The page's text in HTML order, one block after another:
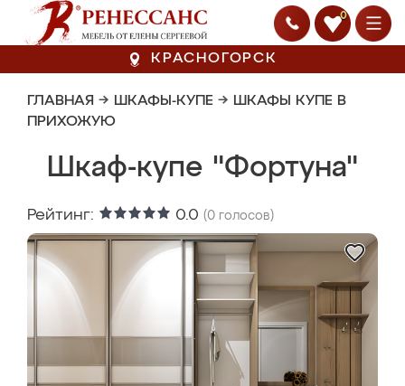
0
КРАСНОГОРСК
ГЛАВНАЯ → ШКАФЫ-КУПЕ → ШКАФЫ КУПЕ В
ПРИХОЖУЮ
Шкаф-купе "Фортуна"
Рейтинг: 0.0 (0 голосов)